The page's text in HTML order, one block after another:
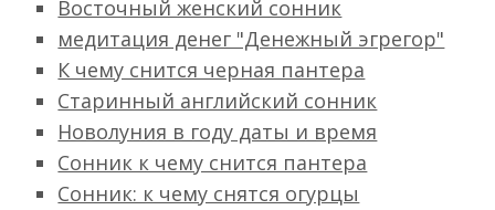
Восточный женский сонник
медитация денег "Денежный эгрегор"
К чему снится черная пантера
Старинный английский сонник
Новолуния в году даты и время
Сонник к чему снится пантера
Сонник: к чему снятся огурцы